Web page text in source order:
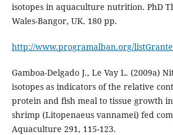
isotopes in aquaculture nutrition. PhD
Wales-Bangor, UK. 180 pp.
http://www.programalban.org/
Gamboa-Delgado J., Le Vay L. (2009a)
isotopes as indicators of the relative
protein and fish meal to tissue growth
shrimp (Litopenaeus vannamei) fed
Aquaculture 291, 115-123.